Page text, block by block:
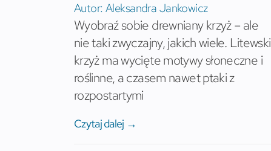
Autor: Aleksandra Jankowicz
Wyobraź sobie drewniany krzyż – ale
nie taki zwyczajny, jakich wiele. Litewski
krzyż ma wycięte motywy słoneczne i
roślinne, a czasem nawet ptaki z
rozpostartymi
Czytaj dalej →